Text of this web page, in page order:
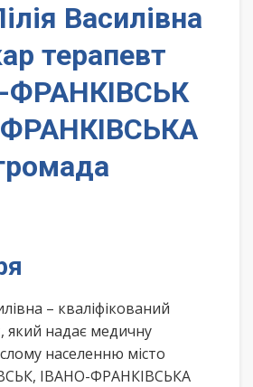
Василівна
терапевт
ФРАНКІВСЬК
– кваліфікований
який надає медичну
населенню місто
ІВАНО-ФРАНКІВСЬКА